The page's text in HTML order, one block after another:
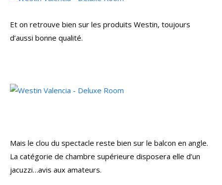
Et on retrouve bien sur les produits Westin, toujours
d’aussi bonne qualité.
Mais le clou du spectacle reste bien sur le balcon en angle.
La catégorie de chambre supérieure disposera elle d’un
jacuzzi…avis aux amateurs.